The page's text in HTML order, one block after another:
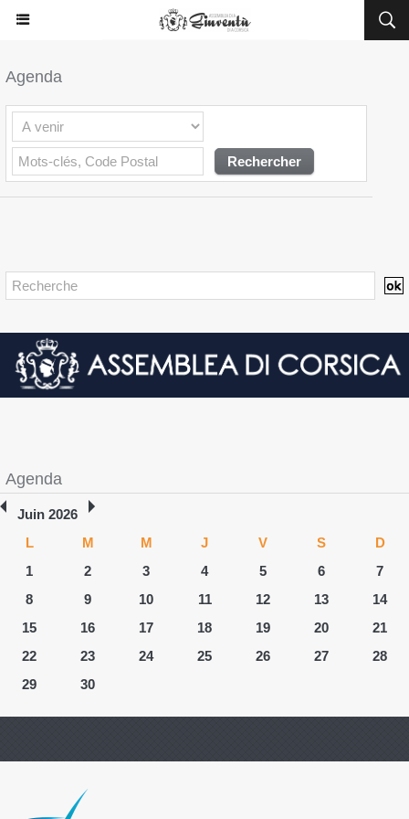
Agenda
Agenda
Juin 2026
L
M M J V S
D
1
2 3 4 5 6
7
8
9 10 11 12 13
14
15
16 17 18 19 20
21
22
23 24 25 26 27
28
29
30